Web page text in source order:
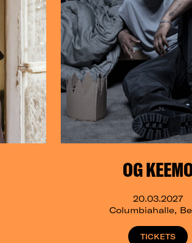
OG
20.03.2027
Columbiahalle,
TICKETS